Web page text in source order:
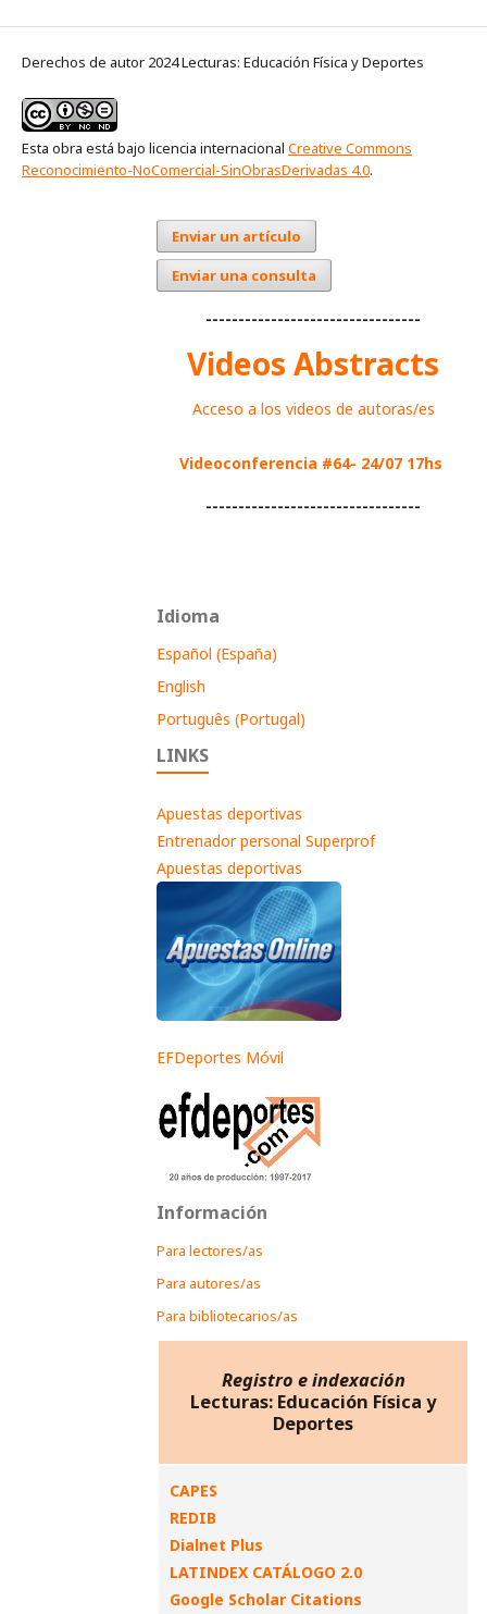
Derechos de autor 2024 Lecturas: Educación Física y Deportes
Esta obra está bajo licencia internacional Creative Commons
Reconocimiento-NoComercial-SinObrasDerivadas 4.0.
Enviar un artículo
Enviar una consulta
---------------------------------
Videos Abstracts
Acceso a los videos de autoras/es
Videoconferencia #64- 24/07 17hs
---------------------------------
Idioma
Español (España)
English
Português (Portugal)
LINKS
Apuestas deportivas
Entrenador personal Superprof
Apuestas deportivas
EFDeportes Móvil
Información
Para lectores/as
Para autores/as
Para bibliotecarios/as
Registro e indexación
Lecturas: Educación Física y
Deportes
CAPES
REDIB
Dialnet Plus
LATINDEX CATÁLOGO 2.0
Google Scholar Citations